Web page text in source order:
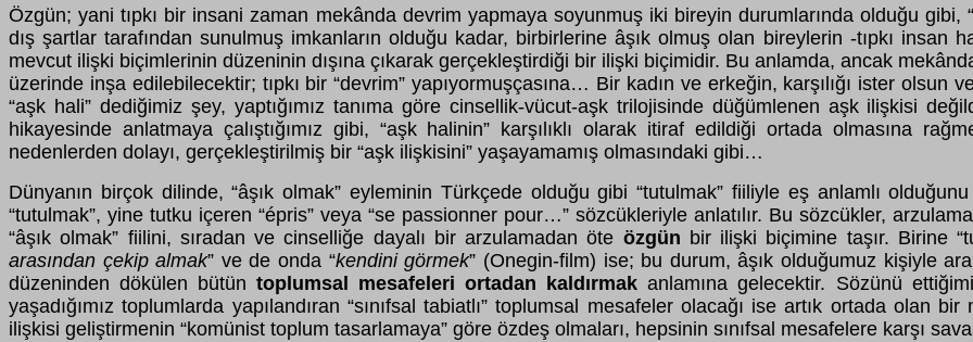
Özgün; yani tıpkı bir insani zaman mekânda devrim yapmaya soyunmuş iki bireyin durumlarında olduğu gibi,
dış şartlar tarafından sunulmuş imkanların olduğu kadar, birbirlerine âşık olmuş olan bireylerin -tıpkı insan
mevcut ilişki biçimlerinin düzeninin dışına çıkarak gerçekleştirdiği bir ilişki biçimidir. Bu anlamda, ancak
üzerinde inşa edilebilecektir; tıpkı bir “devrim” yapıyormuşçasına… Bir kadın ve erkeğin, karşılığı ister olsun
“aşk hali” dediğimiz şey, yaptığımız tanıma göre cinsellik-vücut-aşk trilojisinde düğümlenen aşk ilişkisi
hikayesinde anlatmaya çalıştığımız gibi, “aşk halinin” karşılıklı olarak itiraf edildiği ortada olmasına
nedenlerden dolayı, gerçekleştirilmiş bir “aşk ilişkisini” yaşayamamış olmasındaki gibi…
Dünyanın birçok dilinde, “âşık olmak” eyleminin Türkçede olduğu gibi “tutulmak” fiiliyle eş anlamlı
“tutulmak”, yine tutku içeren “épris” veya “se passionner pour…” sözcükleriyle anlatılır. Bu sözcükler,
“âşık olmak” fiilini, sıradan ve cinselliğe dayalı bir arzulamadan öte özgün bir ilişki biçimine taşır. Birine
arasından çekip almak” ve de onda “kendini görmek” (Onegin-film) ise; bu durum, âşık olduğumuz kişiyle
düzeninden dökülen bütüntoplumsal mesafeleri ortadan kaldırmak anlamına gelecektir. Sözünü
yaşadığımız toplumlarda yapılandıran “sınıfsal tabiatlı” toplumsal mesafeler olacağı ise artık ortada olan
ilişkisi geliştirmenin “komünist toplum tasarlamaya” göre özdeş olmaları, hepsinin sınıfsal mesafelere karşı